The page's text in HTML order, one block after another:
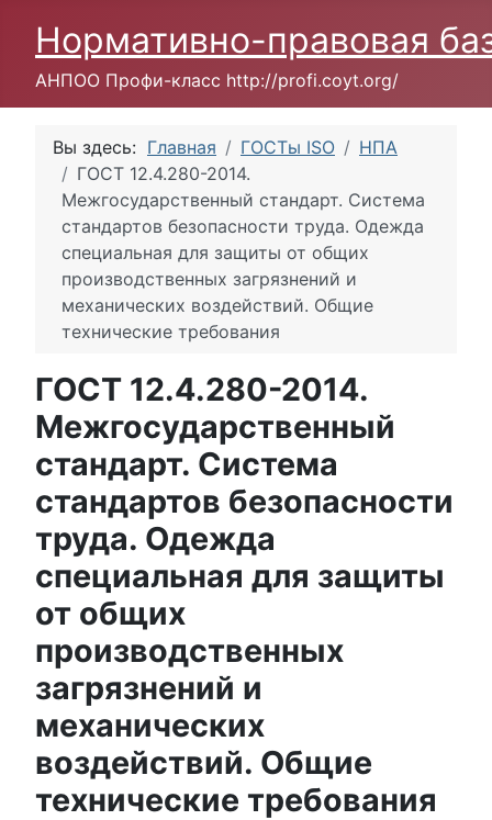
Нормативно-правовая
АНПОО Профи-класс http://profi.coyt.org/
Вы здесь: Главная ГОСТы ISO
НПА
ГОСТ 12.4.280-2014.
Межгосударственный стандарт. Система
стандартов безопасности труда. Одежда
специальная для защиты от общих
производственных загрязнений и
механических воздействий. Общие
технические требования
ГОСТ 12.4.280-2014.
Межгосударственный
стандарт. Система
стандартов безопасности
труда. Одежда
специальная для защиты
от общих
производственных
загрязнений и
механических
воздействий. Общие
технические требования